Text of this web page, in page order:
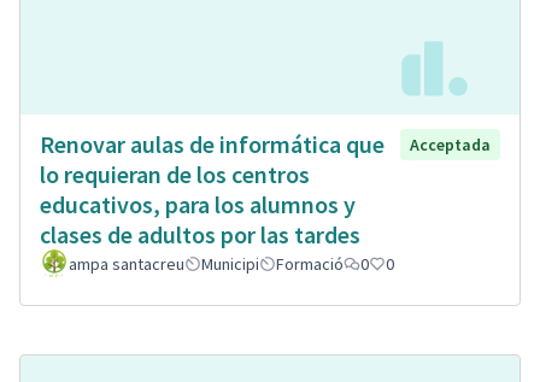
Renovar aulas de informática que
lo requieran de los centros
educativos, para los alumnos y
clases de adultos por las tardes
Acceptada
ampa santacreu Municipi Formació 0 0